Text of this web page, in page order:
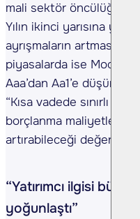
mali sektör
Yılın ikinci yarısına
ayrışmaların artması
piyasalarda ise
Aaa’dan Aa1’e
“Kısa vadede sınırlı bir
borçlanma maliyetleri
artırabileceği
“Yatırımcı ilgisi
yoğunlaştı”